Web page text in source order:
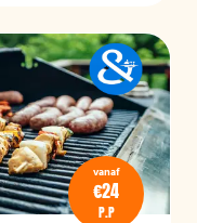
vanaf
€24
P.P